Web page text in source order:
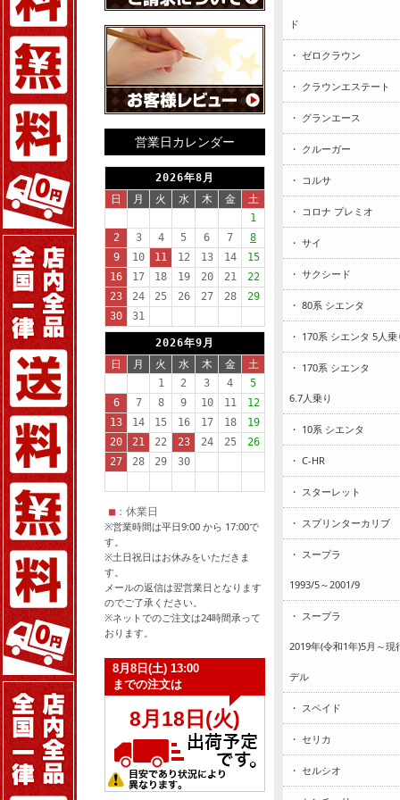
営業日カレンダー
※営業時間は平日9:00 から 17:00で
す。
※土日祝日はお休みをいただきま
す。
メールの返信は翌営業日となります
のでご了承ください。
※ネットでのご注文は24時間承って
おります。
ド
・ ゼロクラウン
・ クラウンエステート
・ グランエース
・ クルーガー
・ コルサ
・ コロナ プレミオ
・ サイ
・ サクシード
・ 80系 シエンタ
・ 170系 シエンタ 5人乗
・ 170系 シエンタ
6.7人乗り
・ 10系 シエンタ
・ C-HR
・ スターレット
・ スプリンターカリブ
・ スープラ
1993/5～2001/9
・ スープラ
2019年(令和1年)5月～現
デル
・ スペイド
・ セリカ
・ セルシオ